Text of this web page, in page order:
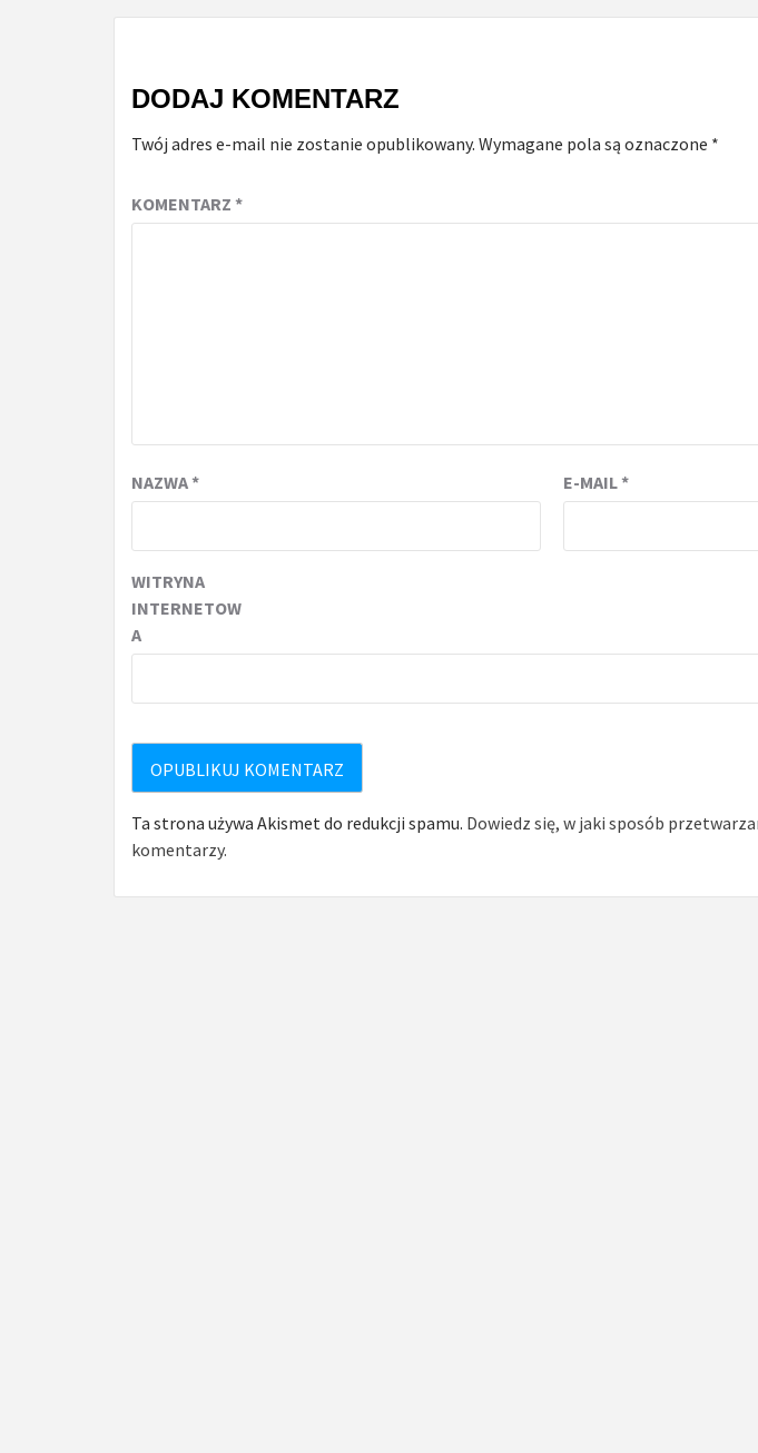
DODAJ KOMENTARZ
Twój adres e-mail nie zostanie opublikowany. Wymagane pola są oznaczone *
KOMENTARZ *
NAZWA* E-MAIL*
WITRYNA
INTERNETOW
A
Ta strona używa Akismet do redukcji spamu. Dowiedz się, w jaki sposób
komentarzy.